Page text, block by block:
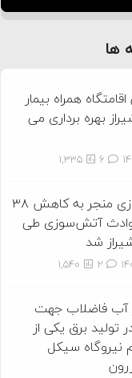
ها
همراه بیمار
بهره برداری می
1,335
فرهنگ سازی منجر به کاهش ۳۸
آتش‌سوزی طی
شد
1,540
آب فاضلاب جهت
تولید برق یکی از
نیروگاه سیکل